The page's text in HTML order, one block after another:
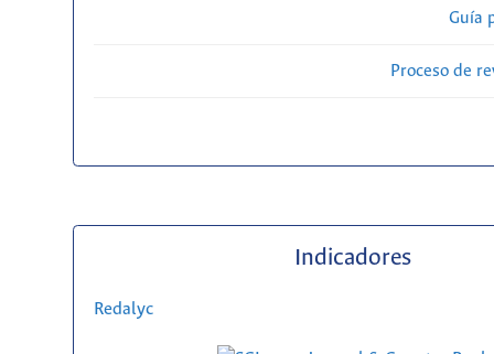
Guía
Proceso de
Indicadores
Redalyc